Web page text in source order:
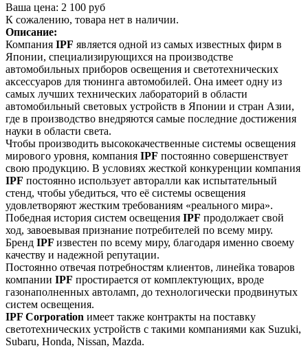
Ваша цена: 2 100 руб
К сожалению, товара нет в наличии.
Описание:
Компания IPF является одной из самых известных фирм в
Японии, специализирующихся на производстве
автомобильных приборов освещения и светотехнических
аксессуаров для тюнинга автомобилей. Она имеет одну из
самых лучших технических лабораторий в области
автомобильный световых устройств в Японии и стран Азии,
где в производство внедряются самые последние достижения
науки в области света.
Чтобы производить высококачественные системы освещения
мирового уровня, компания IPF постоянно совершенствует
свою продукцию. В условиях жесткой конкуренции компания
IPF постоянно использует авторалли как испытательный
стенд, чтобы убедиться, что её системы освещения
удовлетворяют жестким требованиям «реального мира».
Победная история систем освещения IPF продолжает свой
ход, завоевывая признание потребителей по всему миру.
Бренд IPF известен по всему миру, благодаря именно своему
качеству и надежной репутации.
Постоянно отвечая потребностям клиентов, линейка товаров
компании IPF простирается от комплектующих, вроде
газонаполненных автоламп, до технологически продвинутых
систем освещения.
IPF Сorporation имеет также контракты на поставку
светотехнических устройств с такими компаниями как Suzuki,
Subaru, Honda, Nissan, Mazda.